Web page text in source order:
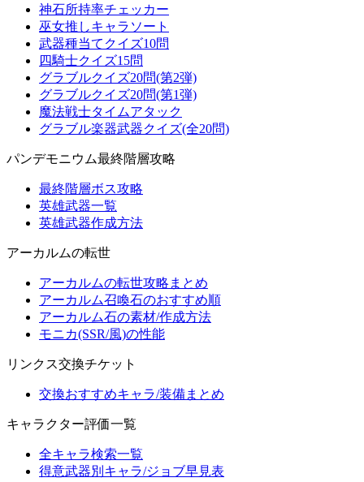
神石所持率チェッカー
巫女推しキャラソート
武器種当てクイズ10問
四騎士クイズ15問
グラブルクイズ20問(第2弾)
グラブルクイズ20問(第1弾)
魔法戦士タイムアタック
グラブル楽器武器クイズ(全20問)
パンデモニウム最終階層攻略
最終階層ボス攻略
英雄武器一覧
英雄武器作成方法
アーカルムの転世
アーカルムの転世攻略まとめ
アーカルム召喚石のおすすめ順
アーカルム石の素材/作成方法
モニカ(SSR/風)の性能
リンクス交換チケット
交換おすすめキャラ/装備まとめ
キャラクター評価一覧
全キャラ検索一覧
得意武器別キャラ/ジョブ早見表